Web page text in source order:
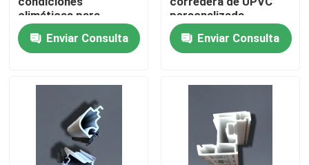
Éntrenos en contacto con
Perfiles de la puerta de UPVC
Perfiles de la ventana de UPVC
climáticas para
Windows
Enviar Consulta
personalizada
resistente a la
intemperieEnviar Consulta